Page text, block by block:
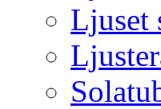
Ljuset